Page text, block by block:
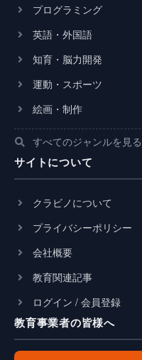
プログラミング
英語・外国語
知育・脳力開発
運動・スポーツ
絵画・制作
すべてのジャンルを見る
サイトについて
クラビノについて
プライバシーポリシー
会社概要
教育関連記事
ログイン / 会員登録
教育事業者の皆様へ